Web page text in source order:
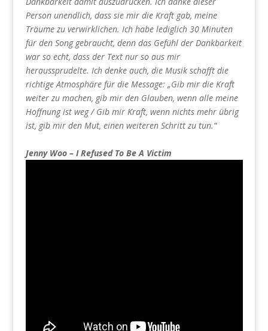
Person unendlich, dass sie mir die Kraft gab, meine
Träume zu verwirklichen. Ich habe lediglich 30 Minuten
für den Song gebraucht, denn das Gefühl der Dankbarkeit
war so echt, dass der Text nur so aus mir
heraussprudelte. Ich denke auch, die Musik schafft die
richtige Atmosphäre für die Message: „Gib mir die Kraft
weiter zu machen, gib mir den Glauben, wenn alle meine
Hoffnung ist weg / Gib mir Kraft, wenn nichts mehr übrig
ist, gib mir den Mut, einen weiteren Schritt zu tun.“
Jenny Woo – I Refused To Be A Victim